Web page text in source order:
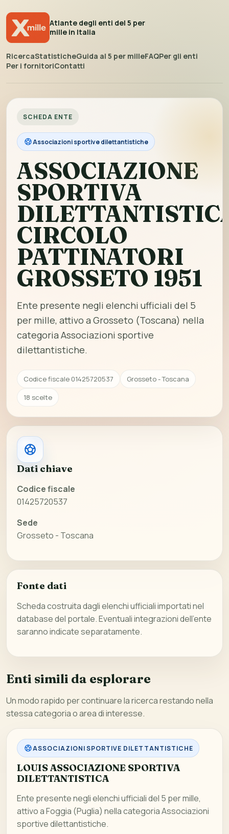
Atlante degli enti del 5 per
mille in Italia
RicercaStatisticheGuida al 5 per milleFAQPer gli enti
Per i fornitoriContatti
SCHEDA ENTE
Associazioni sportive dilettantistiche
ASSOCIAZIONE
SPORTIVA
CIRCOLO
PATTINATORI
GROSSETO 1951
Ente presente negli elenchi ufficiali del 5
per mille, attivo a Grosseto (Toscana) nella
categoria Associazioni sportive
dilettantistiche.
Codice fiscale 01425720537
Grosseto - Toscana
18 scelte
Dati chiave
Codice fiscale
01425720537
Sede
Grosseto - Toscana
Fonte dati
Scheda costruita dagli elenchi ufficiali importati nel
database del portale. Eventuali integrazioni dell’ente
saranno indicate separatamente.
Enti simili da esplorare
Un modo rapido per continuare la ricerca restando nella
stessa categoria o area di interesse.
ASSOCIAZIONI SPORTIVE DILETTANTISTICHE
LOUIS ASSOCIAZIONE SPORTIVA
DILETTANTISTICA
Ente presente negli elenchi ufficiali del 5 per mille,
attivo a Foggia (Puglia) nella categoria Associazioni
sportive dilettantistiche.